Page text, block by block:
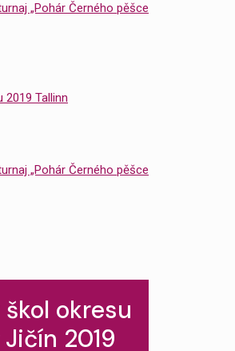
„Pohár Černého pěšce
2019 Tallinn
„Pohár Černého pěšce
škol okresu
2019